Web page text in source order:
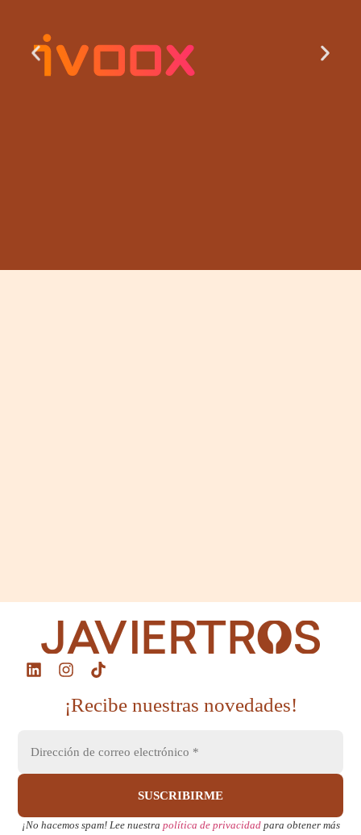
¡Recibe nuestras novedades!
¡No hacemos spam! Lee nuestra política de privacidadpara obtener más